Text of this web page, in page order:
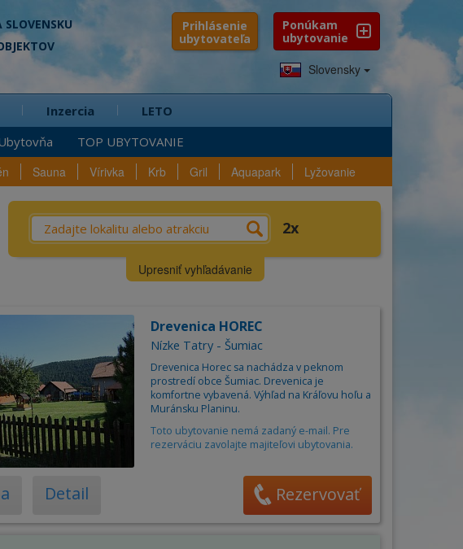
Ponúkam
ubytovanie
Prihlásenie
ubytovateľa
Slovensky
TOP UBYTOVANIE
Inzercia LETO
Sauna Vírivka Krb Gril Aquapark Lyžovanie
Čo? / Kde? Výber Vybavenosť
2
Chata
Apartmán
Ubytovňa
Hotel
Kemp
Lokalita
Okres
Obec
Cena za osobu/noc od6 do85€
Počet osôb – +
našli sa2ubytovania
Upresniť vyhľadávanie
Drevenica HOREC
Nízke Tatry - Šumiac
Drevenica Horec sa nachádza v peknom
prostredí obce Šumiac. Drevenica je
komfortne vybavená. Výhľad na Kráľovu hoľu a
Muránsku Planinu.
Toto ubytovanie nemá zadaný e-mail. Pre
rezerváciu zavolajte majiteľovi ubytovania.
Detail Rezervovať